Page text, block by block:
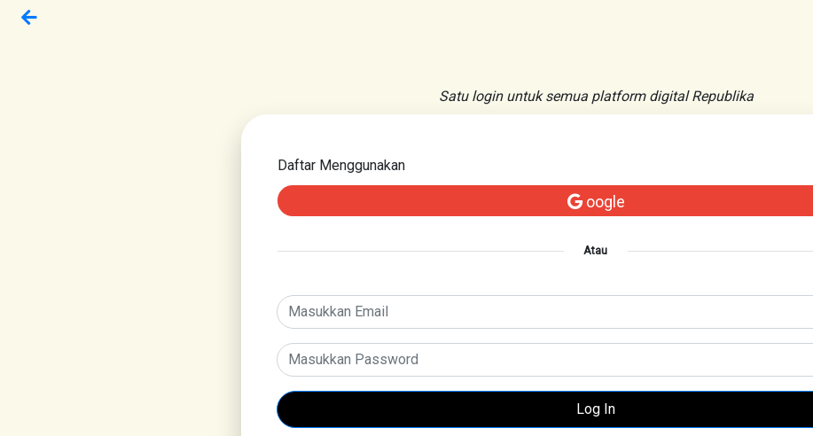
Satu login untuk semua platform digital Republika
Daftar Menggunakan
oogle
Atau